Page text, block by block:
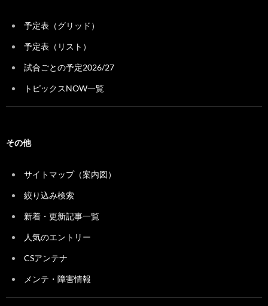
予定表（グリッド）
予定表（リスト）
試合ごとの予定2026/27
トピックスNOW一覧
その他
サイトマップ（案内図）
絞り込み検索
新着・更新記事一覧
人気のエントリー
CSアンテナ
メンテ・障害情報